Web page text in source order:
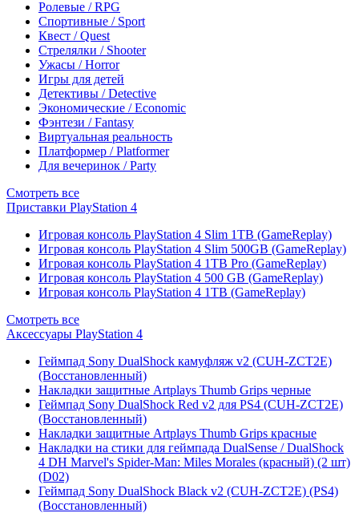
Ролевые / RPG
Спортивные / Sport
Квест / Quest
Стрелялки / Shooter
Ужасы / Horror
Игры для детей
Детективы / Detective
Экономические / Economic
Фэнтези / Fantasy
Виртуальная реальность
Платформер / Platformer
Для вечеринок / Party
Смотреть все
Приставки PlayStation 4
Игровая консоль PlayStation 4 Slim 1TB (GameReplay)
Игровая консоль PlayStation 4 Slim 500GB (GameReplay)
Игровая консоль PlayStation 4 1TB Pro (GameReplay)
Игровая консоль PlayStation 4 500 GB (GameReplay)
Игровая консоль PlayStation 4 1TB (GameReplay)
Смотреть все
Аксессуары PlayStation 4
Геймпад Sony DualShock камуфляж v2 (CUH-ZCT2E)
(Восстановленный)
Накладки защитные Artplays Thumb Grips черные
Геймпад Sony DualShock Red v2 для PS4 (CUH-ZCT2E)
(Восстановленный)
Накладки защитные Artplays Thumb Grips красные
Накладки на стики для геймпада DualSense / DualShock
4 DH Marvel's Spider-Man: Miles Morales (красный) (2 шт)
(D02)
Геймпад Sony DualShock Black v2 (CUH-ZCT2E) (PS4)
(Восстановленный)